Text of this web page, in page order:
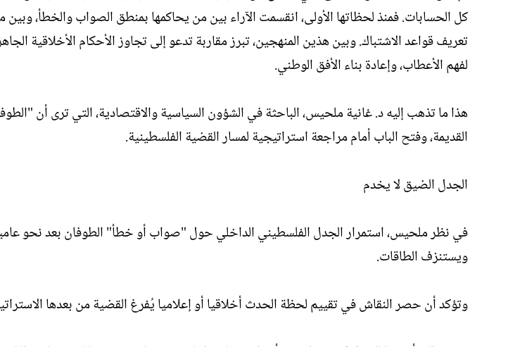
إ
ن
ش
كل الحسابات. فمنذ لحظاتها الأولى، انقسمت الآراء بين من يحاكمها بمنطق الصواب والخطأ، وبين
تعريف قواعد الاشتباك. وبين هذين المنهجين، تبرز مقاربة تدعو إلى تجاوز الأحكام الأخلاقية
لفهم الأعطاب، وإعادة بناء الأفق الوطني.
هذا ما تذهب إليه د. غانية ملحيس، الباحثة في الشؤون السياسية والاقتصادية، التي ترى أن
القديمة، وفتح الباب أمام مراجعة استراتيجية لمسار القضية الفلسطينية.
الجدل الضيق لا يخدم
في نظر ملحيس، استمرار الجدل الفلسطيني الداخلي حول "صواب أو خطأ" الطوفان بعد نحو
ويستنزف الطاقات.
وتؤكد أن حصر النقاش في تقييم لحظة الحدث أخلاقيا أو إعلاميا يُفرغ القضية من بعدها